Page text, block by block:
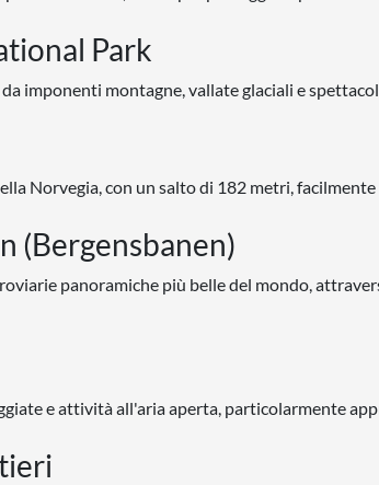
Park
imponenti montagne, vallate glaciali e
Norvegia, con un salto di 182 metri,
(Bergensbanen)
panoramiche più belle del mondo,
e attività all'aria aperta, particolarmente